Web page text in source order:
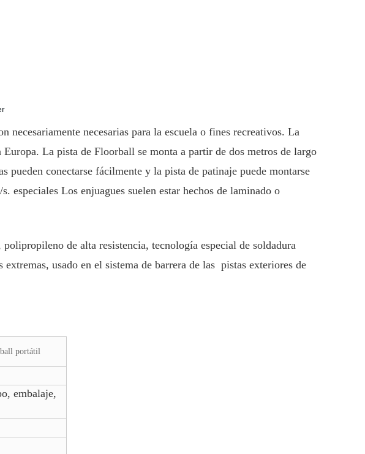
necesarias para la escuela o fines recreativos. La
La pista de Floorball se monta a partir de dos metros de largo
pueden conectarse fácilmente y la pista de patinaje puede montarse
especiales Los enjuagues suelen estar hechos de laminado o
de alta resistencia, tecnología especial de soldadura
usado en el sistema de barrera de las pistas exteriores de
portátil
embalaje,